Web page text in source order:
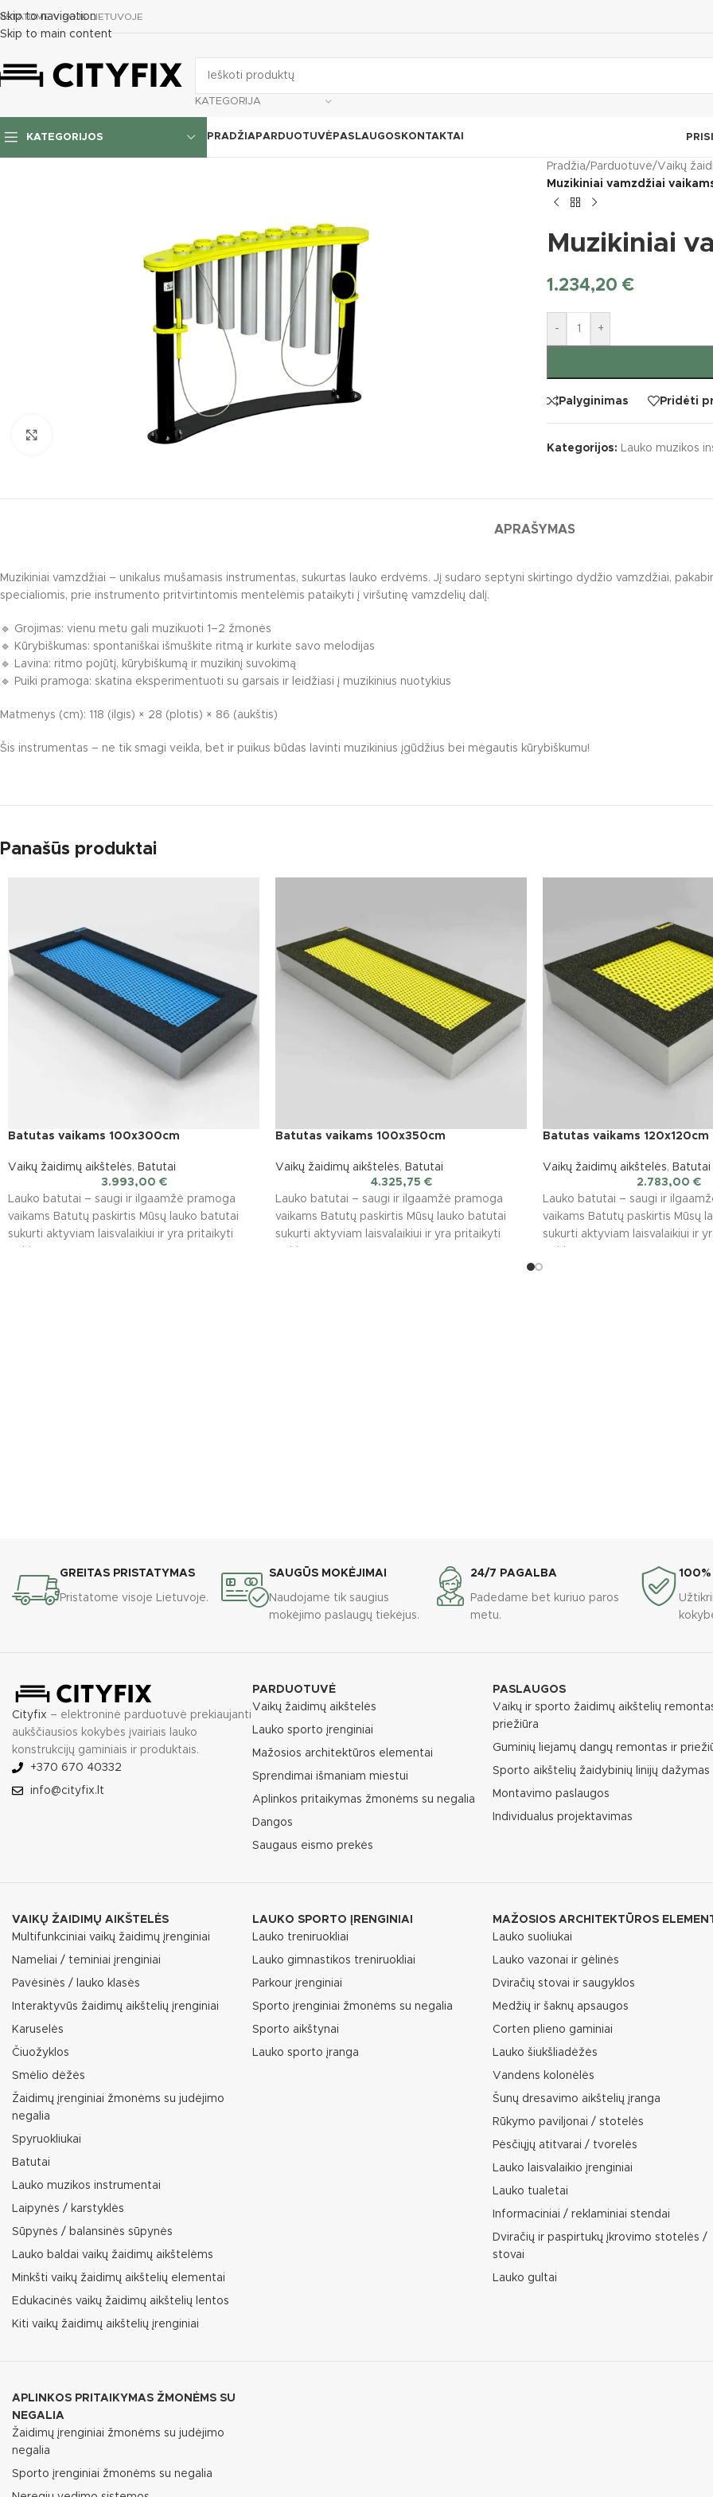
Skip to navigation
Skip to main content
VISOJE LIETUVOJE
KATEGORIJA
KATEGORIJOS PRADŽIAPARDUOTUVĖ
KATEGORIJOS
Nameliai / teminiai įrenginiai
Pavėsinės / lauko klasės
Čiuožyklos
Žaidimų įrenginiai žmonėms su judėjimo negalia Kiti vaikų žaidimų
PASLAUGOS KONTAKTAI
Pradžia/ Parduotuvė/Vaikų
Muzikiniai vamzdžiai
Muzikiniai
1.234,20 €
- +
Palyginimas Pridėti
Kategorijos: Lauko muzikos
APRAŠYMAS
Muzikiniai vamzdžiai – unikalus mušamasis instrumentas, sukurtas lauko erdvėms. Jį sudaro septyni skirtingo dydžio vamzdžiai,
specialiomis, prie instrumento pritvirtintomis mentelėmis pataikyti į viršutinę vamzdelių dalį.
🔹 Grojimas: vienu metu gali muzikuoti 1–2 žmonės
🔹 Kūrybiškumas: spontaniškai išmuškite ritmą ir kurkite savo melodijas
🔹 Lavina: ritmo pojūtį, kūrybiškumą ir muzikinį suvokimą
🔹 Puiki pramoga: skatina eksperimentuoti su garsais ir leidžiasi į muzikinius nuotykius
Matmenys (cm): 118 (ilgis) × 28 (plotis) × 86 (aukštis)
Šis instrumentas – ne tik smagi veikla, bet ir puikus būdas lavinti muzikinius įgūdžius bei mėgautis kūrybiškumu!
Panašūs produktai
Batutas vaikams 100x300cm
Vaikų žaidimų aikštelės, Batutai
3.993,00 €
Lauko batutai – saugi ir ilgaamžė pramoga
vaikams Batutų paskirtis Mūsų lauko batutai
sukurti aktyviam laisvalaikiui ir yra pritaikyti
Batutas vaikams 100x350cm
Vaikų žaidimų aikštelės, Batutai
4.325,75 €
Lauko batutai – saugi ir ilgaamžė pramoga
vaikams Batutų paskirtis Mūsų lauko batutai
sukurti aktyviam laisvalaikiui ir yra pritaikyti
Batutas vaikams 120x120cm
Vaikų žaidimų aikštelės, Batutai
2.783,00 €
Lauko batutai – saugi ir
vaikams Batutų paskirtis Mūsų
sukurti aktyviam laisvalaikiui ir
GREITAS PRISTATYMAS
Pristatome visoje Lietuvoje.
SAUGŪS MOKĖJIMAI
Naudojame tik saugius
mokėjimo paslaugų tiekėjus.
24/7 PAGALBA
Padedame bet kuriuo paros
metu.
100%
Cityfix – elektroninė parduotuvė prekiaujanti
aukščiausios kokybės įvairiais lauko
konstrukcijų gaminiais ir produktais.
+370 670 40332
info@cityfix.lt
PARDUOTUVĖ
Vaikų žaidimų aikštelės
Lauko sporto įrenginiai
Mažosios architektūros elementai
Sprendimai išmaniam miestui
Aplinkos pritaikymas žmonėms su negalia
Dangos
Saugaus eismo prekės
PASLAUGOS
Vaikų ir sporto žaidimų aikštelių
priežiūra
Guminių liejamų dangų remontas ir
Sporto aikštelių žaidybinių linijų dažymas
Montavimo paslaugos
Individualus projektavimas
VAIKŲ ŽAIDIMŲ AIKŠTELĖS
Multifunkciniai vaikų žaidimų įrenginiai
Nameliai / teminiai įrenginiai
Pavėsinės / lauko klasės
Interaktyvūs žaidimų aikštelių įrenginiai
Karuselės
Čiuožyklos
Smėlio dėžės
Žaidimų įrenginiai žmonėms su judėjimo
negalia
Spyruokliukai
Batutai
Lauko muzikos instrumentai
Laipynės / karstyklės
Sūpynės / balansinės sūpynės
Lauko baldai vaikų žaidimų aikštelėms
Minkšti vaikų žaidimų aikštelių elementai
Edukacinės vaikų žaidimų aikštelių lentos
Kiti vaikų žaidimų aikštelių įrenginiai
LAUKO SPORTO ĮRENGINIAI
Lauko treniruokliai
Lauko gimnastikos treniruokliai
Parkour įrenginiai
Sporto įrenginiai žmonėms su negalia
Sporto aikštynai
Lauko sporto įranga
MAŽOSIOS ARCHITEKTŪROS
Lauko suoliukai
Lauko vazonai ir gėlinės
Dviračių stovai ir saugyklos
Medžių ir šaknų apsaugos
Corten plieno gaminiai
Lauko šiukšliadėžės
Vandens kolonėlės
Šunų dresavimo aikštelių įranga
Rūkymo paviljonai / stotelės
Pėsčiųjų atitvarai / tvorelės
Lauko laisvalaikio įrenginiai
Lauko tualetai
Informaciniai / reklaminiai stendai
Dviračių ir paspirtukų įkrovimo stotelės /
stovai
Lauko gultai
APLINKOS PRITAIKYMAS ŽMONĖMS SU
NEGALIA
Žaidimų įrenginiai žmonėms su judėjimo
negalia
Sporto įrenginiai žmonėms su negalia